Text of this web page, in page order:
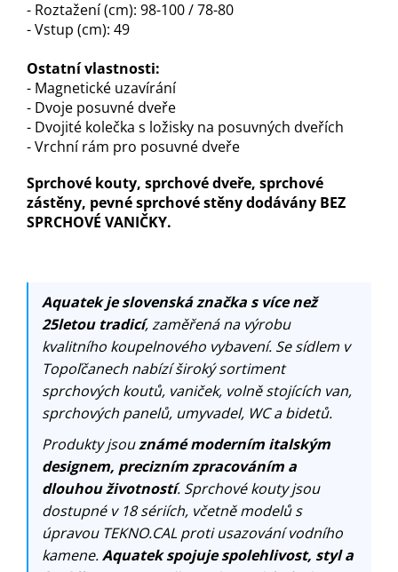
- Roztažení (cm): 98-100 / 78-80
- Vstup (cm): 49
Ostatní vlastnosti:
- Magnetické uzavírání
- Dvoje posuvné dveře
- Dvojité kolečka s ložisky na posuvných dveřích
- Vrchní rám pro posuvné dveře
Sprchové kouty, sprchové dveře, sprchové
zástěny, pevné sprchové stěny dodávány BEZ
SPRCHOVÉ VANIČKY.
Aquatek je slovenská značka s více než
25letou tradicí, zaměřená na výrobu
kvalitního koupelnového vybavení. Se sídlem v
Topoľčanech nabízí široký sortiment
sprchových koutů, vaniček, volně stojících van,
sprchových panelů, umyvadel, WC a bidetů.
Produkty jsouznámé moderním italským
designem, precizním zpracováním a
dlouhou životností. Sprchové kouty jsou
dostupné v 18 sériích, včetně modelů s
úpravou TEKNO.CAL proti usazování vodního
kamene.Aquatek spojuje spolehlivost, styl a